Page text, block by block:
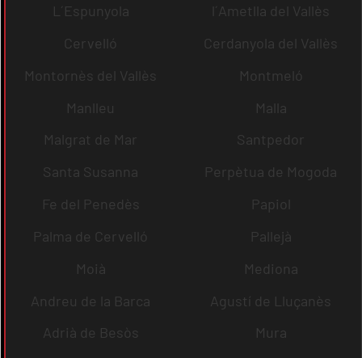
L´Espunyola
l´Ametlla del Vallès
Cervelló
Cerdanyola del Vallès
Montornès del Vallès
Montmeló
Manlleu
Malla
Malgrat de Mar
Santpedor
Santa Susanna
Perpètua de Mogoda
Fe del Penedès
Papiol
Palma de Cervelló
Pallejà
Moià
Mediona
Andreu de la Barca
Agustí de Lluçanès
Adrià de Besòs
Mura